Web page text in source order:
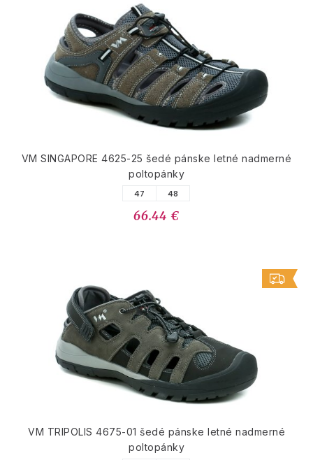
VM SINGAPORE 4625-25 šedé pánske letné nadmerné
poltopánky
47 48
66.44 €
VM TRIPOLIS 4675-01 šedé pánske letné nadmerné
poltopánky